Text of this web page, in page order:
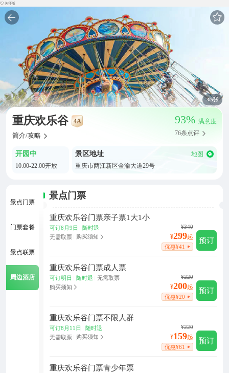
关怀版
3/5张
重庆欢乐谷 4A
简介/攻略
93% 满意度
76条点评
开园中
10:00-22:00开放
景区地址
地图
重庆市两江新区金渝大道29号
景点门票
门票套餐
景点联票
周边酒店
景点门票
重庆欢乐谷门票亲子票1大1小
可订8月9日
随时退
无需取票
购买须知
¥340
¥299起
优惠¥41
预订
重庆欢乐谷门票成人票
可订明日 随时退
无需取票
购买须知
¥220
¥200起
优惠¥20
预订
重庆欢乐谷门票不限人群
可订8月11日
随时退
无需取票
购买须知
¥220
¥159起
优惠¥61
预订
重庆欢乐谷门票青少年票